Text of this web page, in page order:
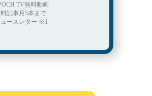
TV無料動画
記事月5本まで
ュースレター ※1